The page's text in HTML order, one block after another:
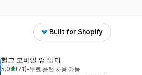
Built for Shopify
헐크 모바일 앱 빌더
5.0별 5개 중
(71)
총 리뷰 71개
•무료 플랜 사용 가능